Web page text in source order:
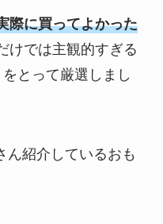
際に買ってよかった
けでは主観的すぎる
とって厳選しまし
ん紹介しているおも